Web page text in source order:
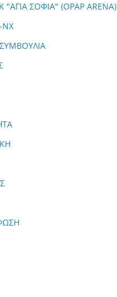
ΣΟΦΙΑ" (OPAP ARENA)